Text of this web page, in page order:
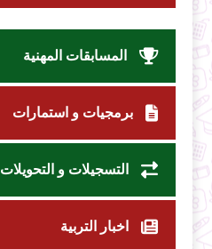
المسابقات المهنية
برمجيات و استمارات
التسجيلات و التحويلات
اخبار التربية